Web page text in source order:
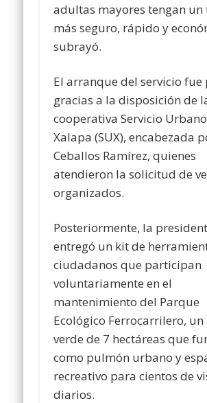
adultas mayores tengan un
más seguro, rápido y
subrayó.
El arranque del servicio fue
gracias a la disposición de
cooperativa Servicio
Xalapa (SUX), encabezada
Ceballos Ramírez, quienes
atendieron la solicitud de
organizados.
Posteriormente, la
entregó un kit de
ciudadanos que participan
voluntariamente en el
mantenimiento del Parque
Ecológico Ferrocarrilero, un
verde de 7 hectáreas que
como pulmón urbano y
recreativo para cientos de
diarios.